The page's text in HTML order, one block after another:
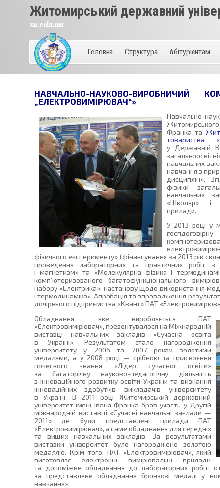
Житомирський державний
zu.edu.ua
Головна Структура Абітурієнтам
НАВЧАЛЬНО-НАУКОВО-
„ЕЛЕКТРОВИМІРЮВАЧ“»
Навчально-
Житомирського
Франка та
товариства
у Державній
навчальних
навчання з
дисциплін».
фізики
навчальних
«Школяр» і
прилади.
У 2013 році у
фізичного експерименту» (фінансування за 2013 рік
проведення лабораторних та практичних робіт з
і магнетизм» та «Молекулярна фізика і
комп’ютеризованого багатофункціонального
набору «Електрика», настанову щодо використання
і термодинаміка». Апробація та впровадження
дочірнього підприємства «Квант» ПАТ
Обладнання, яке виробляється ПАТ
«Електровимірювач», презентувалося на Міжнародній
виставці навчальних закладів «Сучасна освіта
в Україні». Результатом стало нагородження
університету у 2006 та 2007 роках золотими
медалями, а у 2008 році — срібною та присвоєння
почесного звання «Лідер сучасної освіти»
за багаторічну науково-педагогічну діяльність
з інноваційного розвитку освіти України та визнання
інноваційних здобутків викладачів університету
в Україні. В 2011 році Житомирський державний
університет імені Івана Франка брав участь у Другій
міжнародній виставці «Сучасні навчальні заклади —
2011» де були представлені прилади ПАТ
«Електровимірювач», а саме обладнання для середніх
та вищих навчальних закладів. За результатами
виставки університет було нагороджено золотою
медаллю. Крім того, ПАТ «Електровимірювач», який
виготовляє електронні вимірювальні прилади
та допоміжне обладнання до лабораторних робіт,
за представлене обладнання бронзові медалі у
навчання».